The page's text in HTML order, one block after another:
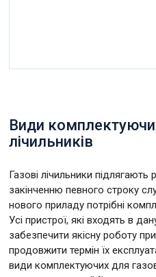
Види
лічильників
Газові лічильники підлягають
закінченню певного строку
нового приладу потрібні
Усі пристрої, які входять в
забезпечити якісну роботу
продовжити термін їх
види комплектуючих для